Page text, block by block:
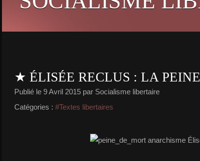
★ ÉLISÉE RECLUS : LA
Publié le 9 Avril 2015 par Socialisme libertaire
Catégories : #Textes libertaires